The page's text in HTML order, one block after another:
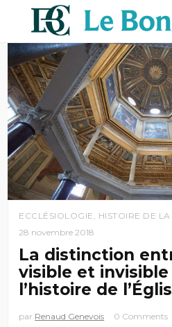
ECCLÉSIOLOGIE , HISTOIRE DE
28 novembre 2018
La distinction
visible et invisible
l’histoire de
par Renaud Genevois 0 Comments